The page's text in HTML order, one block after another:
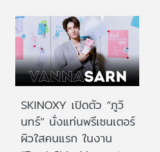
SKINOXY เปิดตัว “ภูวิ
นทร์” นั่งแท่นพรีเซนเตอร์
ผิวใสคนแรก ในงาน